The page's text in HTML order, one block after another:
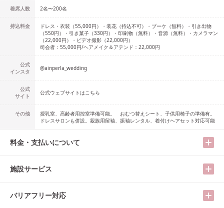
着席人数 2名〜200名
持込料金
ドレス・衣装（55,000円）・装花（持込不可）・ブーケ（無料）・引き出物
（550円）・引き菓子（330円）・印刷物（無料）・音源（無料）・カメラマン
（22,000円）・ビデオ撮影（22,000円）
司会者：55,000円/ヘアメイク＆アテンド：22,000円
公式
インスタ
@ainperla_wedding
公式
サイト
公式ウェブサイトはこちら
その他
授乳室、高齢者用控室準備可能。 おむつ替えシート、子供用椅子の準備有。
ドレスサロンも併設。親族用留袖、振袖レンタル、着付けヘアセット対応可能
料金・支払いについて
施設サービス
バリアフリー対応